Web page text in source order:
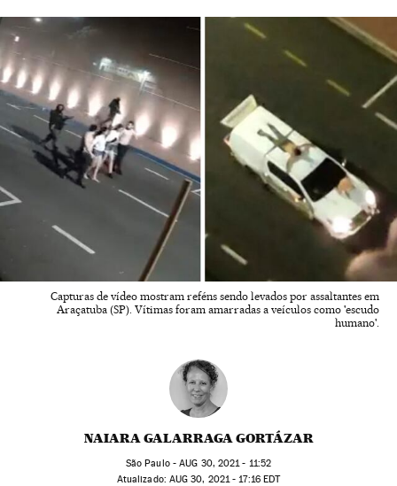
Capturas de vídeo mostram reféns sendo levados por assaltantes em
Araçatuba (SP). Vítimas foram amarradas a veículos como 'escudo
humano'.
NAIARA GALARRAGA GORTÁZAR
São Paulo -AUG 30, 2021 - 11:52
atualizado: AUG 30, 2021 - 17:16EDT